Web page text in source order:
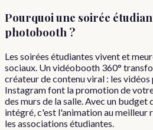
Pourquoiune soirée
photobooth ?
Les soirées étudiantes vivent et
sociaux. Un vidéobooth 360°
créateur de contenu viral : les
Instagram font la promotion de
des murs de la salle. Avec un
intégré, c'est l'animation au
les associations étudiantes.